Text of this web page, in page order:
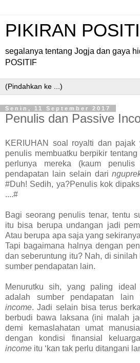
PIKIRAN
segalanya tentang Jogja dan gaya
POSITIF
Senin, 11 September 2017
Penulis dan Passive
KERIUHAN soal royalti dan
penulis membuatku berpikir
perlunya mereka (kaum
pendapatan lain selain dari
#Duh! Sedih, ya?Penulis kok
....#
Bagi seorang penulis tenar, tentu
itu bisa berupa undangan jadi
Atau berupa apa saja yang
Tapi bagaimana halnya dengan
dan seberuntung itu? Nah, di sinilah
sumber pendapatan lain.
Menurutku sih, yang paling
adalah sumber pendapatan lain
income. Jadi selain bisa terus
berbudi bawa laksana (ini malah
demi kemaslahatan umat
dengan kondisi finansial
income itu ‘kan tak perlu ditangani